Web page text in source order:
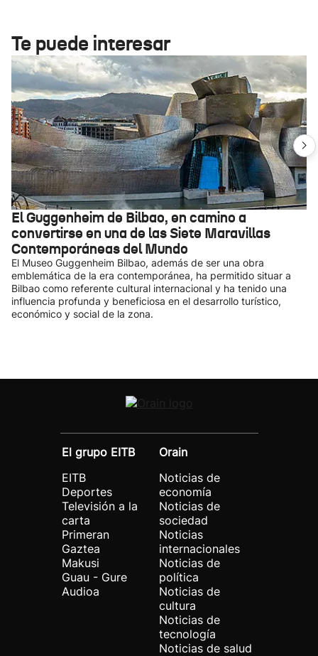
Te puede interesar
El Guggenheim de Bilbao, en camino a
convertirse en una de las Siete Maravillas
Contemporáneas del Mundo
El Museo Guggenheim Bilbao, además de ser una obra
emblemática de la era contemporánea, ha permitido situar a
Bilbao como referente cultural internacional y ha tenido una
influencia profunda y beneficiosa en el desarrollo turístico,
económico y social de la zona.
El grupo EITB
EITB
Deportes
Televisión a la
carta
Primeran
Gaztea
Makusi
Guau - Gure
Audioa
Orain
Noticias de
economía
Noticias de
sociedad
Noticias
internacionales
Noticias de
política
Noticias de
cultura
Noticias de
tecnología
Noticias de salud